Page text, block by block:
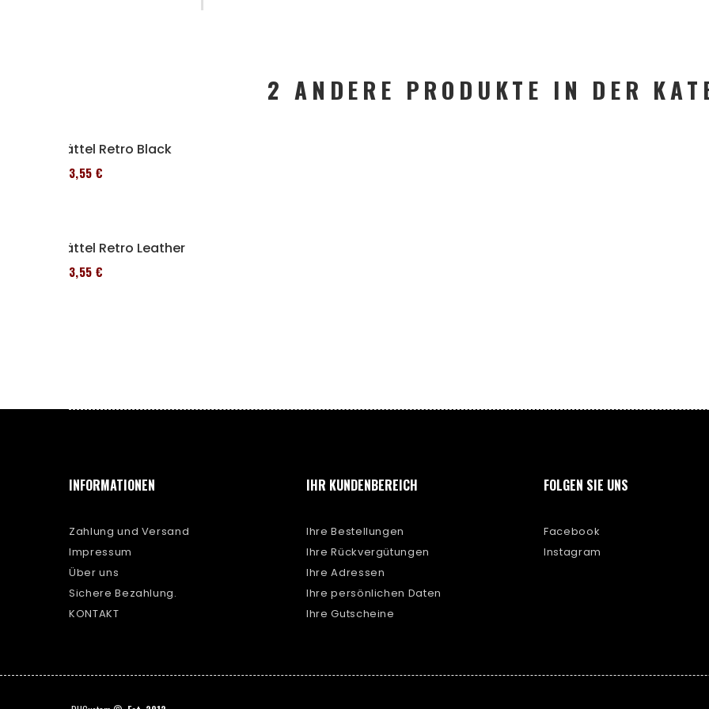
2 ANDERE PRODUKTE IN DER
Sättel Retro Black
173,55 €
Sättel Retro Leather
173,55 €
INFORMATIONEN
Zahlung und Versand
Impressum
Über uns
Sichere Bezahlung.
KONTAKT
IHR KUNDENBEREICH
Ihre Bestellungen
Ihre Rückvergütungen
Ihre Adressen
Ihre persönlichen Daten
Ihre Gutscheine
FOLGEN SIE UNS
Facebook
Instagram